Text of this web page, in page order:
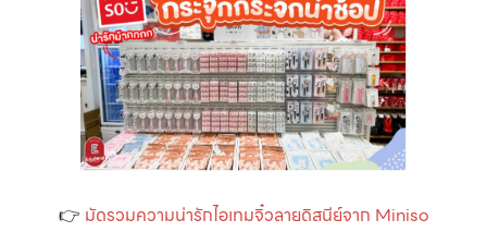
👉 มัดรวมความน่ารักไอเทมจิ๋วลายดิสนีย์จาก Miniso